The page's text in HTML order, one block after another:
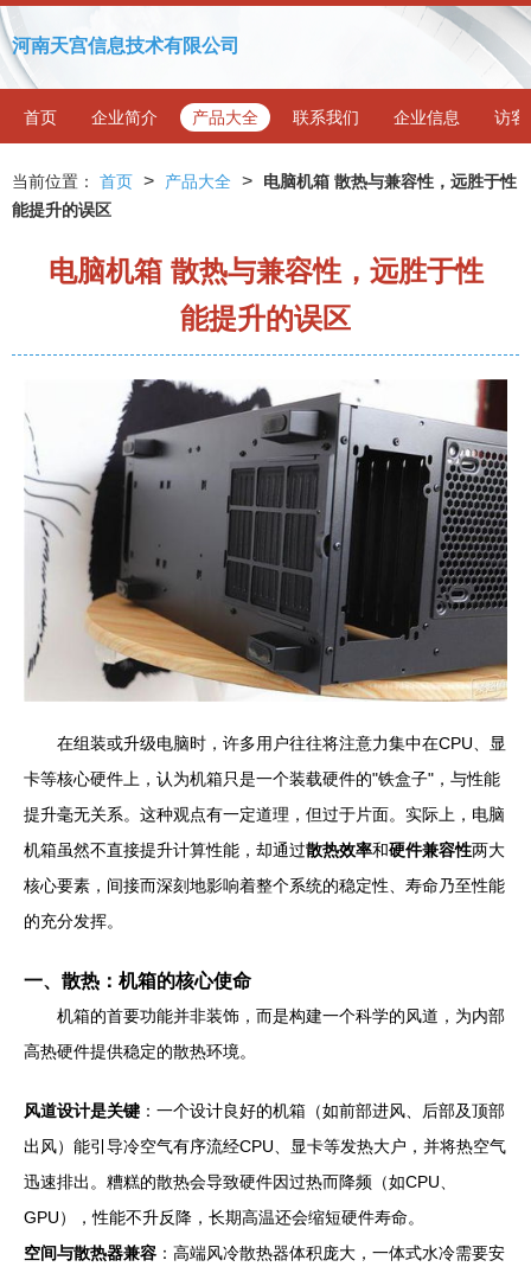
河南天宫信息技术有限公司
首页 企业简介 产品大全 联系我们 企业信息 访客
当前位置： 首页 > 产品大全 >
电脑机箱 散热与兼容性，远胜于性
能提升的误区
电脑机箱 散热与兼容性，远胜于性
能提升的误区
在组装或升级电脑时，许多用户往往将注意力集中在CPU、显
卡等核心硬件上，认为机箱只是一个装载硬件的"铁盒子"，与性能
提升毫无关系。这种观点有一定道理，但过于片面。实际上，电脑
机箱虽然不直接提升计算性能，却通过散热效率和硬件兼容性两大
核心要素，间接而深刻地影响着整个系统的稳定性、寿命乃至性能
的充分发挥。
一、散热：机箱的核心使命
机箱的首要功能并非装饰，而是构建一个科学的风道，为内部
高热硬件提供稳定的散热环境。
风道设计是关键 ：一个设计良好的机箱（如前部进风、后部及顶部
出风）能引导冷空气有序流经CPU、显卡等发热大户，并将热空气
迅速排出。糟糕的散热会导致硬件因过热而降频（如CPU、
GPU），性能不升反降，长期高温还会缩短硬件寿命。
空间与散热器兼容 ：高端风冷散热器体积庞大，一体式水冷需要安